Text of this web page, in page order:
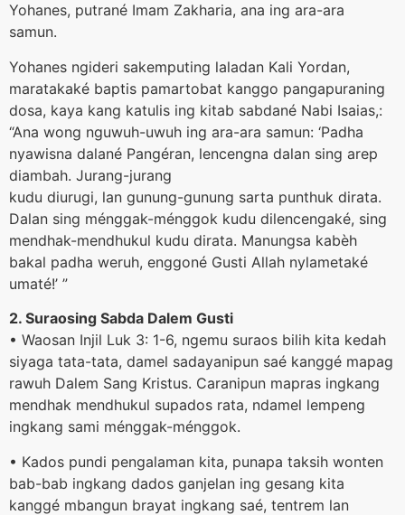
Yohanes, putrané Imam Zakharia, ana ing ara-ara
samun.
Yohanes ngideri sakemputing laladan Kali Yordan,
maratakaké baptis pamartobat kanggo pangapuraning
dosa, kaya kang katulis ing kitab sabdané Nabi Isaias,:
“Ana wong nguwuh-uwuh ing ara-ara samun: ‘Padha
nyawisna dalané Pangéran, lencengna dalan sing arep
diambah. Jurang-jurang
kudu diurugi, lan gunung-gunung sarta punthuk dirata.
Dalan sing ménggak-ménggok kudu dilencengaké, sing
mendhak-mendhukul kudu dirata. Manungsa kabèh
bakal padha weruh, enggoné Gusti Allah nylametaké
umaté!’ ”
2. Suraosing Sabda Dalem Gusti
• Waosan Injil Luk 3: 1-6, ngemu suraos bilih kita kedah
siyaga tata-tata, damel sadayanipun saé kanggé mapag
rawuh Dalem Sang Kristus. Caranipun mapras ingkang
mendhak mendhukul supados rata, ndamel lempeng
ingkang sami ménggak-ménggok.
• Kados pundi pengalaman kita, punapa taksih wonten
bab-bab ingkang dados ganjelan ing gesang kita
kanggé mbangun brayat ingkang saé, tentrem lan